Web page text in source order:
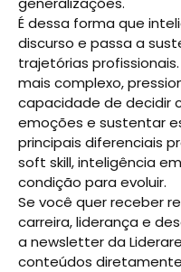
É dessa forma que
discurso e passa a
trajetórias
mais complexo,
capacidade de decidir
emoções e sustentar
principais diferenciais
soft skill, inteligência
condição para evoluir.
Se você quer receber
carreira, liderança e
a newsletter da
conteúdos